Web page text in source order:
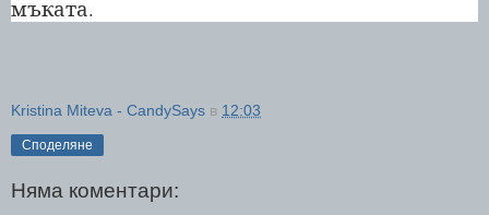
мъката.
Kristina Miteva - CandySays в 12:03
Споделяне
Няма коментари: